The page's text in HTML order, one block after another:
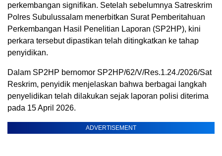
perkembangan signifikan. Setelah sebelumnya Satreskrim
Polres Subulussalam menerbitkan Surat Pemberitahuan
Perkembangan Hasil Penelitian Laporan (SP2HP), kini
perkara tersebut dipastikan telah ditingkatkan ke tahap
penyidikan.
Dalam SP2HP bernomor SP2HP/62/V/Res.1.24./2026/Sat
Reskrim, penyidik menjelaskan bahwa berbagai langkah
penyelidikan telah dilakukan sejak laporan polisi diterima
pada 15 April 2026.
ADVERTISEMENT